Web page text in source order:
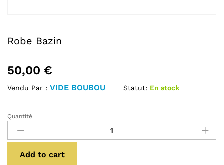
Robe Bazin
50,00 €
Vendu Par : VIDE BOUBOU Statut: En stock
Robe
Bazin
quantité
Quantité
Add to cart